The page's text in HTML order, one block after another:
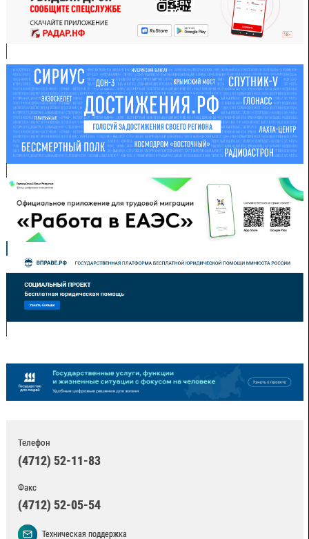
Телефон
(4712) 52-11-83
Факс
(4712) 52-05-54
Техническая поддержка